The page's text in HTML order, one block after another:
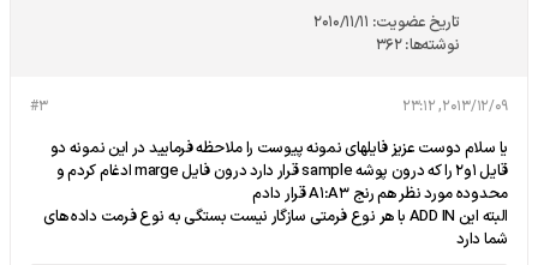
تاریخ عضویت: 2010/11/11
نوشته‌ها:362
#3 2013/12/09, 23:12
یا سلام دوست عزیز فایلهای نمونه پیوست را ملاحظه فرمایید در این نمونه دو
قایل 1و2 را که درون پوشه sample قرار دارد درون فایل marge ادغام کردم و
محدوده مورد نظر هم رنج A1:A3 قرار دادم
البته این ADD IN با هر نوع فرمتی سازگار نیست بستگی به نوع فرمت داده های
شما دارد